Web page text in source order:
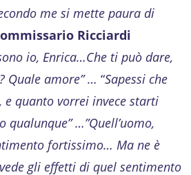
me si mette paura di
Ricciardi
io, Enrica…Che ti può dare,
Quale amore” … “Sapessi che
e quanto vorrei invece starti
qualunque” …”Quell’uomo,
fortissimo… Ma ne è
gli effetti di quel sentimento